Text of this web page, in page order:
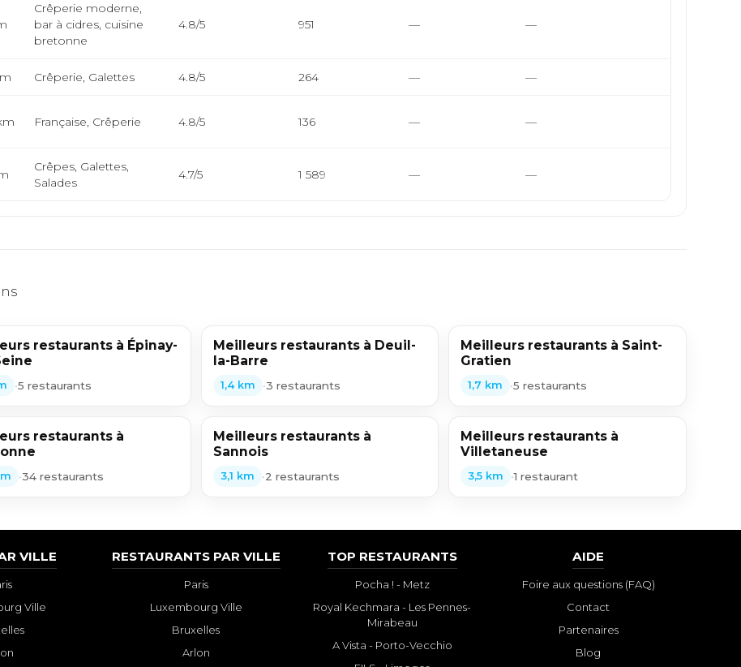
Crêperie moderne,
bar à cidres, cuisine
bretonne
4.8/5 951 — —
Crêperie, Galettes 4.8/5 264 — —
Française, Crêperie 4.8/5 136 — —
Crêpes, Galettes,
Salades
4.7/5 1 589 — —
restaurants à Épinay-
•5 restaurants
Meilleurs restaurants à Deuil-
la-Barre
1,4 km •3 restaurants
Meilleurs restaurants à Saint-
Gratien
1,7 km •5 restaurants
restaurants à
•34 restaurants
Meilleurs restaurants à
Sannois
3,1 km •2 restaurants
Meilleurs restaurants à
Villetaneuse
3,5 km •1 restaurant
VILLE
Ville
RESTAURANTS PAR VILLE
Paris
Luxembourg Ville
Bruxelles
Arlon
TOP RESTAURANTS
Pocha ! - Metz
Royal Kechmara - Les Pennes-
Mirabeau
A Vista - Porto-Vecchio
AIDE
Foire aux questions (FAQ)
Contact
Partenaires
Blog